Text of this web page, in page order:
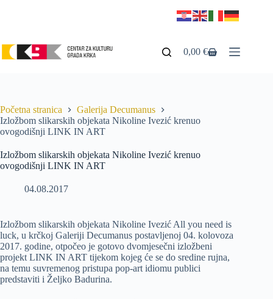
0,00€
Početna stranica
Galerija Decumanus
Izložbom slikarskih objekata Nikoline Ivezić krenuo
ovogodišnji LINK IN ART
Izložbom slikarskih objekata Nikoline Ivezić krenuo
ovogodišnji LINK IN ART
04.08.2017
Izložbom slikarskih objekata Nikoline Ivezić All you need is
luck, u krčkoj Galeriji Decumanus postavljenoj 04. kolovoza
2017. godine, otpočeo je gotovo dvomjesečni izložbeni
projekt LINK IN ART tijekom kojeg će se do sredine rujna,
na temu suvremenog pristupa pop-art idiomu publici
predstaviti i Željko Badurina.